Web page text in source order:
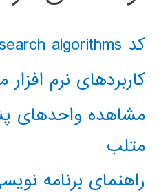
کد classical AI search algorithms
کاربردهای نرم
مشاهده واحدهای
متلب
راهنمای برنامه